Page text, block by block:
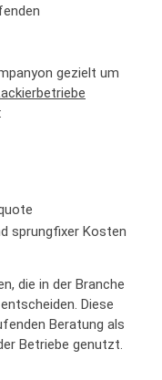
gezielt um
sprungfixer Kosten
die in der Branche
Diese
Beratung als
Betriebe genutzt.